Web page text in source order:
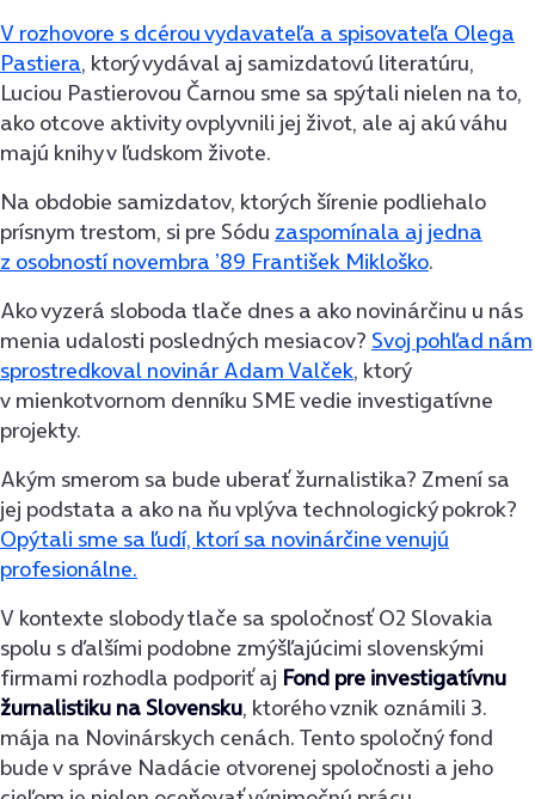
V rozhovore s dcérou vydavateľa a spisovateľa Olega
Pastiera, ktorý vydával aj samizdatovú literatúru,
Luciou Pastierovou Čarnou sme sa spýtali nielen na to,
ako otcove aktivity ovplyvnili jej život, ale aj akú váhu
majú knihy v ľudskom živote.
Na obdobie samizdatov, ktorých šírenie podliehalo
prísnym trestom, si pre Sódu zaspomínala aj jedna
z osobností novembra ʼ89 František Mikloško.
Ako vyzerá sloboda tlače dnes a ako novinárčinu u nás
menia udalosti posledných mesiacov? Svoj pohľad nám
sprostredkoval novinár Adam Valček, ktorý
v mienkotvornom denníku SME vedie investigatívne
projekty.
Akým smerom sa bude uberať žurnalistika? Zmení sa
jej podstata a ako na ňu vplýva technologický pokrok?
Opýtali sme sa ľudí, ktorí sa novinárčine venujú
profesionálne.
V kontexte slobody tlače sa spoločnosť O2 Slovakia
spolu s ďalšími podobne zmýšľajúcimi slovenskými
firmami rozhodla podporiť aj Fond pre investigatívnu
žurnalistiku na Slovensku, ktorého vznik oznámili 3.
mája na Novinárskych cenách. Tento spoločný fond
bude v správe Nadácie otvorenej spoločnosti a jeho